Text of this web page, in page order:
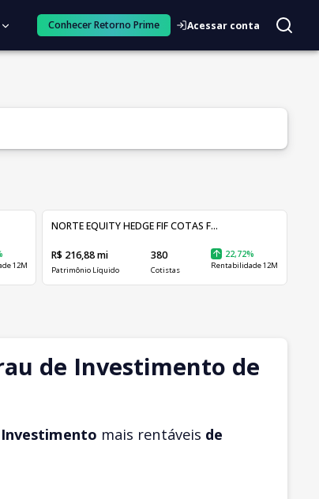
Conhecer Retorno Prime Acessar conta
12M
NORTE EQUITY HEDGE FIF COTAS F...
R$ 216,88 mi
Patrimônio Líquido
380
Cotistas
22,72%
Rentabilidade 12M
de Investimento de
Investimento mais rentáveis de